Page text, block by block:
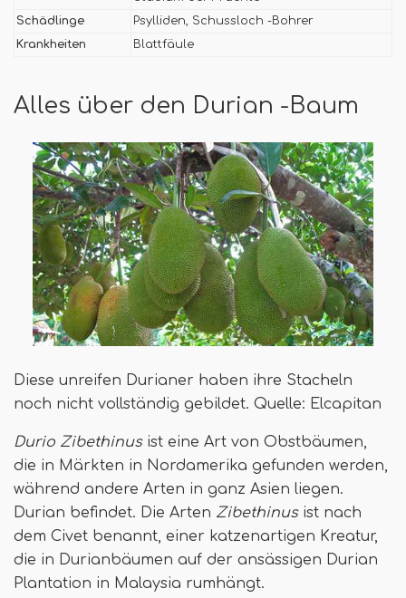
Schädlinge
Psylliden, Schussloch -Bohrer
Krankheiten
Blattfäule
Alles über den Durian -Baum
Diese unreifen Durianer haben ihre Stacheln
noch nicht vollständig gebildet. Quelle: Elcapitan
Durio Zibethinusist eine Art von Obstbäumen,
die in Märkten in Nordamerika gefunden werden,
während andere Arten in ganz Asien liegen.
Durian befindet. Die Arten Zibethinusist nach
dem Civet benannt, einer katzenartigen Kreatur,
die in Durianbäumen auf der ansässigen Durian
Plantation in Malaysia rumhängt.